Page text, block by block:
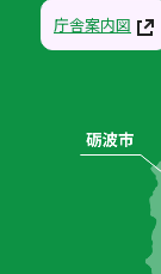
庁舎案内図